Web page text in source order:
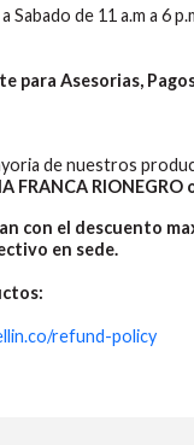
de 11 a.m a 6
para Asesorias,
de nuestros
FRANCA RIONEGRO
con el descuento
en sede.
refund-policy